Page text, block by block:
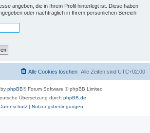
angeben, die in Ihrem Profil hinterlegt ist. Diese haben
oder nachträglich in Ihrem persönlichen Bereich
Alle Zeiten sind UTC+02:00
Alle Cookies löschen
phpBB® Forum Software © phpBB Limited
Übersetzung durch phpBB.de
| Nutzungsbedingungen